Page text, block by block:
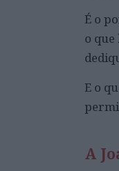
É o
o que
E o
A